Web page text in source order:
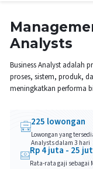
Analysts
Business Analyst adalah
proses, sistem, produk,
meningkatkan performa
225 lowongan
Lowongan yang
Analystsdalam 3 hari
Rp4juta - 25
Rata-rata gaji sebagai